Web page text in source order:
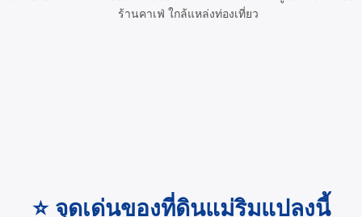
⭐ จุดเด่นของที่ดินแม่ริมแปลงนี้